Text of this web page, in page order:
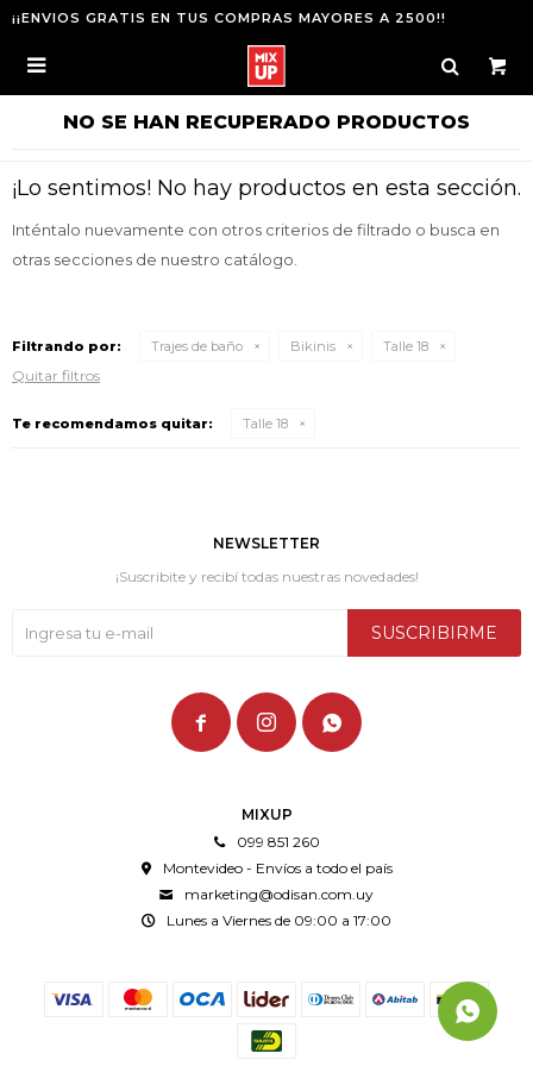
¡¡ENVIOS GRATIS EN TUS COMPRAS MAYORES A 2500!!

NO SE HAN RECUPERADO PRODUCTOS
¡Lo sentimos! No hay productos en esta sección.
Inténtalo nuevamente con otros criterios de filtrado o busca en
otras secciones de nuestro catálogo.
Filtrando por: Trajes de baño Bikinis Talle 18
Quitar filtros
Te recomendamos quitar: Talle 18
MIXUP
099 851 260
Montevideo - Envíos a todo el país
marketing@odisan.com.uy
Lunes a Viernes de 09:00 a 17:00
NEWSLETTER
¡Suscribite y recibí todas nuestras novedades!
SUSCRIBIRME
  